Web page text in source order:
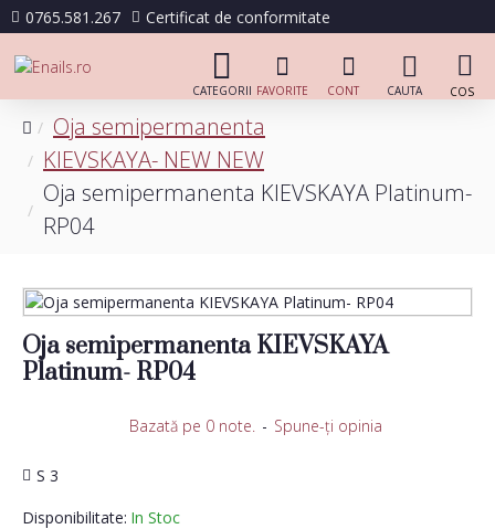
0765.581.267 Certificat de conformitate
Oja semipermanenta
KIEVSKAYA- NEW NEW
Oja semipermanenta KIEVSKAYA Platinum-
RP04
Oja semipermanenta KIEVSKAYA
Platinum- RP04
Disponibilitate: In Stoc
S 3
Bazată pe 0 note. - Spune-ţi opinia